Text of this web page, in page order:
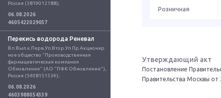
Россия (3819012188);
06.08.2026
4605422029057
Перекись водорода Реневал
Вл.Вып.к.Перв.Уп.Втор.Уп.Пр.Акционер
ное общество "Производственная
фармацевтическая компания
Обновление" (АО "ПФК Обновление"),
Россия (5408151534);
06.08.2026
4603988054339
Розничная
Утверждающий акт
Постановление
Правительства Москвы